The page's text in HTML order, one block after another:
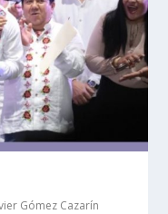
Gómez Cazarín